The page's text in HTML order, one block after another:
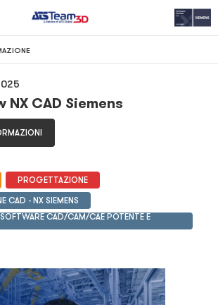
NX CAD Siemens
PROGETTAZIONE
CAD - NX SIEMENS
CAD/CAM/CAE POTENTE E